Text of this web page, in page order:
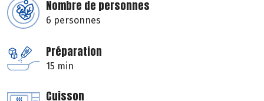
Nombre de personnes
6 personnes
Préparation
15 min
Cuisson